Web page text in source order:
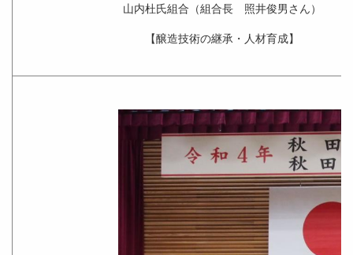
山内杜氏組合（組合長 照井俊男さん）
【醸造技術の継承・人材育成】